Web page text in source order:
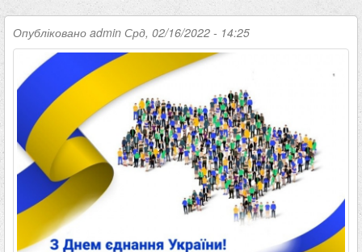
Опубліковано admin Срд, 02/16/2022 - 14:25